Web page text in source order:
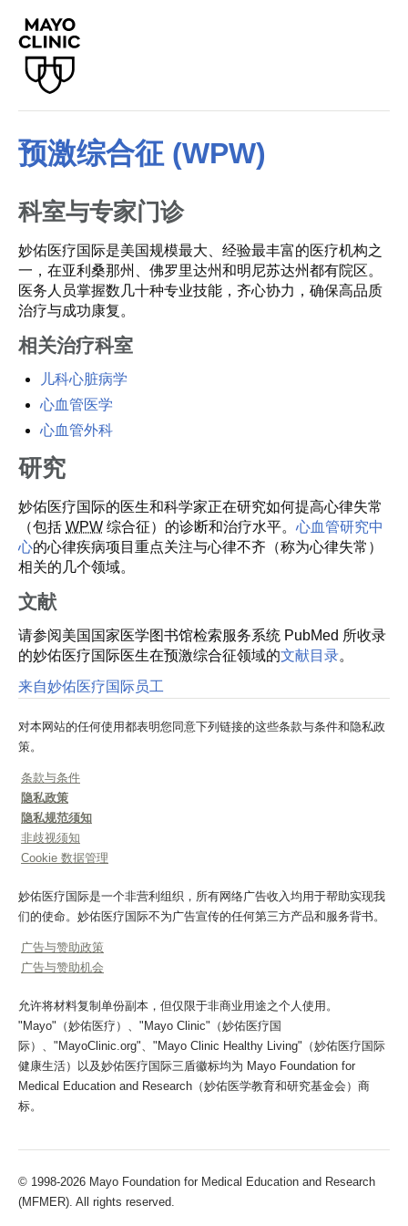
预激综合征 (WPW)
科室与专家门诊
妙佑医疗国际是美国规模最大、经验最丰富的医疗机构之
一，在亚利桑那州、佛罗里达州和明尼苏达州都有院区。
医务人员掌握数几十种专业技能，齐心协力，确保高品质
治疗与成功康复。
相关治疗科室
儿科心脏病学
心血管医学
心血管外科
研究
妙佑医疗国际的医生和科学家正在研究如何提高心律失常
（包括 WPW 综合征）的诊断和治疗水平。 心血管研究中
心的心律疾病项目重点关注与心律不齐（称为心律失常）
相关的几个领域。
文献
请参阅美国国家医学图书馆检索服务系统 PubMed 所收录
的妙佑医疗国际医生在预激综合征领域的文献目录。
来自妙佑医疗国际员工
对本网站的任何使用都表明您同意下列链接的这些条款与条件和隐私政
策。
条款与条件
隐私政策
隐私规范须知
非歧视须知
Cookie 数据管理
妙佑医疗国际是一个非营利组织，所有网络广告收入均用于帮助实现我
们的使命。妙佑医疗国际不为广告宣传的任何第三方产品和服务背书。
广告与赞助政策
广告与赞助机会
允许将材料复制单份副本，但仅限于非商业用途之个人使用。
"Mayo"（妙佑医疗）、"Mayo Clinic"（妙佑医疗国
际）、"MayoClinic.org"、"Mayo Clinic Healthy Living"（妙佑医疗国际
健康生活）以及妙佑医疗国际三盾徽标均为 Mayo Foundation for
Medical Education and Research（妙佑医学教育和研究基金会）商
标。
© 1998-2026 Mayo Foundation for Medical Education and Research
(MFMER). All rights reserved.